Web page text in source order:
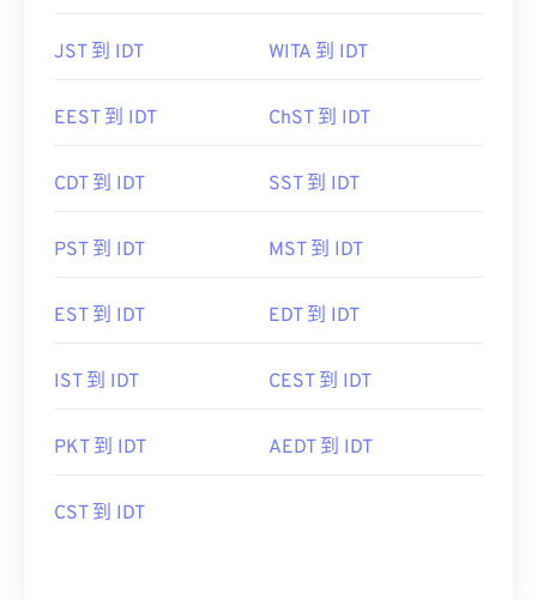
JST 到 IDT WITA 到 IDT
EEST 到 IDT ChST 到 IDT
CDT 到 IDT SST 到 IDT
PST 到 IDT MST 到 IDT
EST 到 IDT EDT 到 IDT
IST 到 IDT CEST 到 IDT
PKT 到 IDT AEDT 到 IDT
CST 到 IDT